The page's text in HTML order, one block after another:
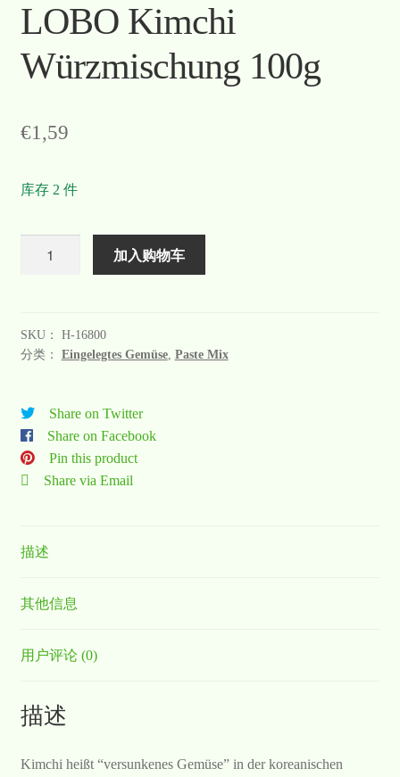
LOBO Kimchi
Würzmischung 100g
€1,59
库存 2 件
加入购物车
SKU： H-16800
分类： Eingelegtes Gemüse, Paste Mix
Share on Twitter
Share on Facebook
Pin this product
Share via Email
描述
其他信息
用户评论 (0)
描述
Kimchi heißt “versunkenes Gemüse” in der koreanischen